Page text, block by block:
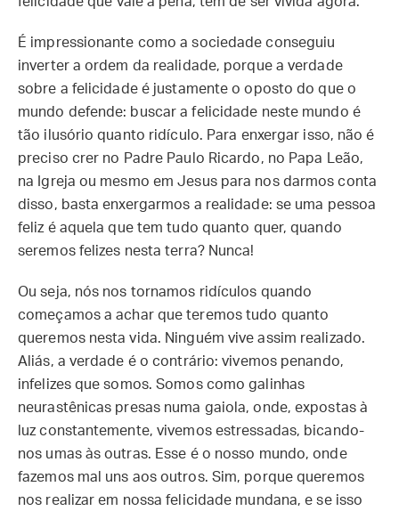
É impressionante como a sociedade conseguiu
inverter a ordem da realidade, porque a verdade
sobre a felicidade é justamente o oposto do que o
mundo defende: buscar a felicidade neste mundo é
tão ilusório quanto ridículo. Para enxergar isso, não é
preciso crer no Padre Paulo Ricardo, no Papa Leão,
na Igreja ou mesmo em Jesus para nos darmos conta
disso, basta enxergarmos a realidade: se uma pessoa
feliz é aquela que tem tudo quanto quer, quando
seremos felizes nesta terra? Nunca!
Ou seja, nós nos tornamos ridículos quando
começamos a achar que teremos tudo quanto
queremos nesta vida. Ninguém vive assim realizado.
Aliás, a verdade é o contrário: vivemos penando,
infelizes que somos. Somos como galinhas
neurastênicas presas numa gaiola, onde, expostas à
luz constantemente, vivemos estressadas, bicando-
nos umas às outras. Esse é o nosso mundo, onde
fazemos mal uns aos outros. Sim, porque queremos
nos realizar em nossa felicidade mundana, e se isso